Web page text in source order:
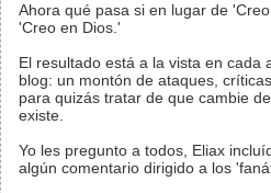
Ahora qué pasa si en lugar de
'Creo en Dios.'
El resultado está a la vista en cada
blog: un montón de ataques,
para quizás tratar de que cambie
existe.
Yo les pregunto a todos, Eliax
algún comentario dirigido a los